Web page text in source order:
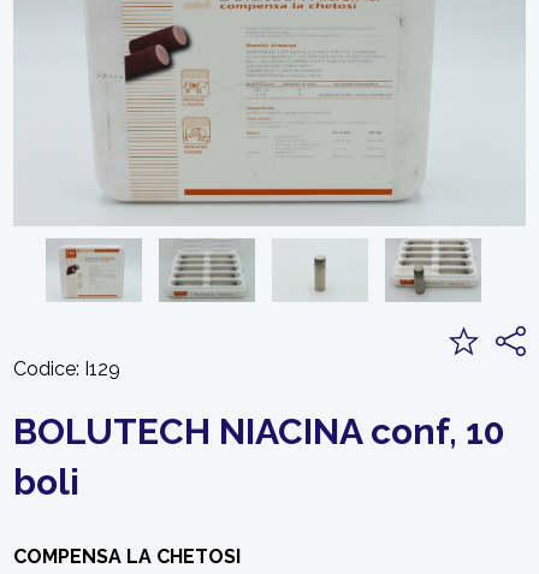
Codice: I129
BOLUTECH NIACINA conf, 10
boli
COMPENSA LA CHETOSI